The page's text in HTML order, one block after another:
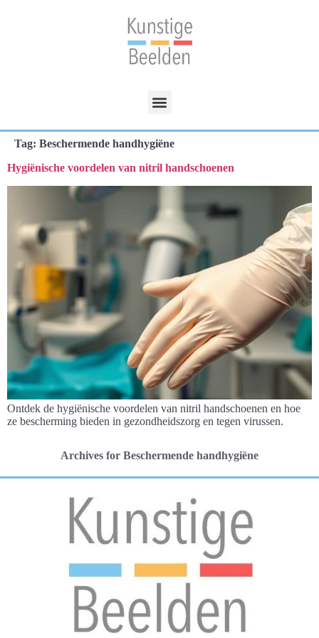
Tag: Beschermende handhygiëne
Hygiënische voordelen van nitril handschoenen
Ontdek de hygiënische voordelen van nitril handschoenen en hoe
ze bescherming bieden in gezondheidszorg en tegen virussen.
Archives for Beschermende handhygiëne